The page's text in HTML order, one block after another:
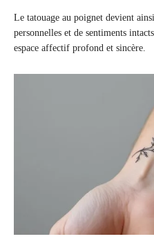
Le tatouage au poignet devient
personnelles et de sentiments
espace affectif profond et sincère.